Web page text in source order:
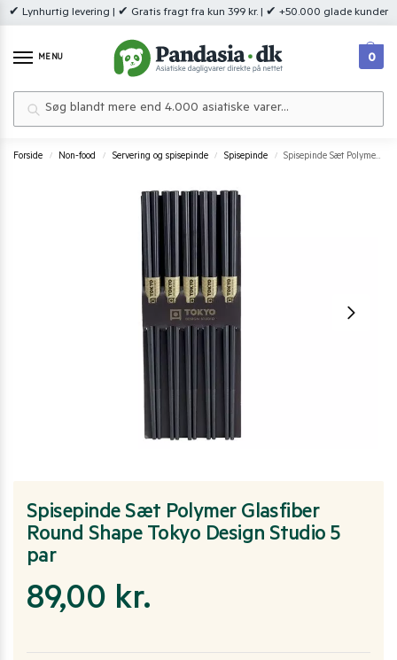
✔ Lynhurtig levering | ✔ Gratis fragt fra kun 399 kr. | ✔ +50.000 glade kunder
MENU 0
Forside / Non-food / Servering og spisepinde / Spisepinde / Spisepinde Sæt Polymer Glasfiber Round Shape Tokyo Design Studio 5 par
Spisepinde Sæt Polymer Glasfiber
Round Shape Tokyo Design Studio 5
par
89,00 kr.